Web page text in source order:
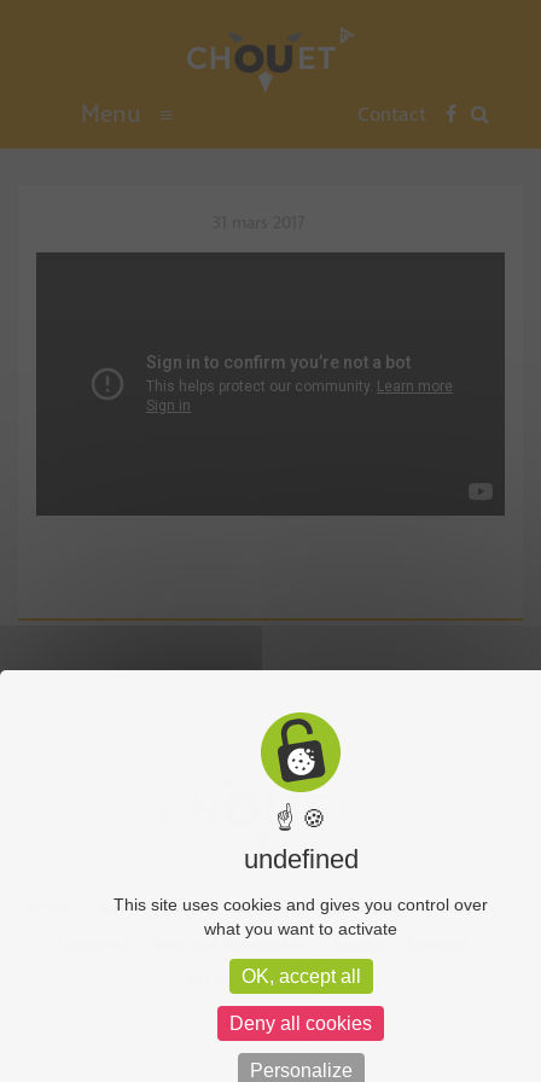
Menu ≡ Contact
Sports Culture Economie Découverte
Chouet’eco
Vos vidéos
Partenaires
Mentions légales
Administration
☝ 🍪
undefined
This site uses cookies and gives you control over
what you want to activate
OK, accept all
Deny all cookies
Personalize